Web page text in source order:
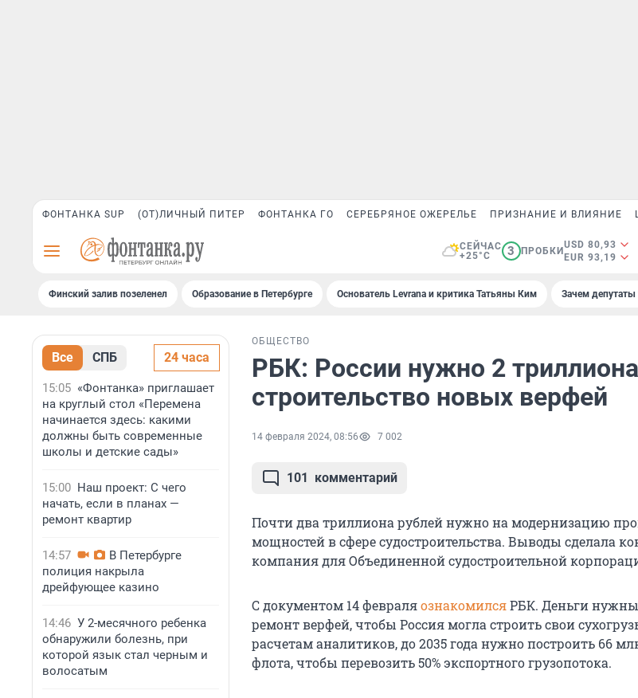
ФОНТАНКА SUP (ОТ)ЛИЧНЫЙ ПИТЕР ФОНТАНКА ГО СЕРЕБРЯНОЕ ОЖЕРЕЛЬЕ ПРИЗНАНИЕ И ВЛИЯНИЕ
СЕЙЧАС
+25°C
3 ПРОБКИ
USD 80,93
EUR 93,19
Финский залив позеленел Образование в Петербурге Основатель Levrana и критика Татьяны Ким Зачем депутаты
Все СПБ 24 часа
15:05 «Фонтанка» приглашает
на круглый стол «Перемена
начинается здесь: какими
должны быть современные
школы и детские сады»
15:00 Наш проект: С чего
начать, если в планах —
ремонт квартир
14:57
В Петербурге
полиция накрыла
дрейфующее казино
14:46 У 2-месячного ребенка
обнаружили болезнь, при
которой язык стал черным и
волосатым
ОБЩЕСТВО
РБК: России нужно 2
строительство новых верфей
14 февраля 2024, 08:56 7 002
101 комментарий
Почти два триллиона рублей нужно на модернизацию
мощностей в сфере судостроительства. Выводы сделала
компания для Объединенной судостроительной
С документом 14 февраляознакомилсяРБК. Деньги нужны
ремонт верфей, чтобы Россия могла строить свои
расчетам аналитиков, до 2035 года нужно построить 66
флота, чтобы перевозить 50% экспортного грузопотока.